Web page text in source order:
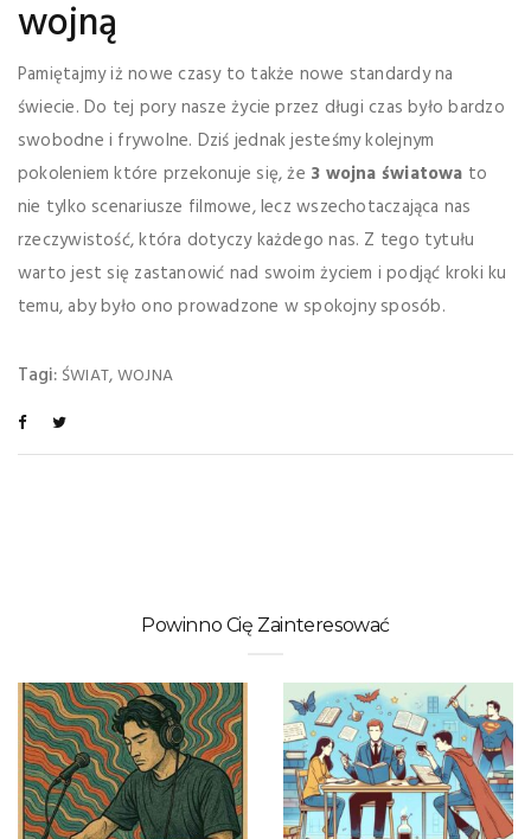
wojną
Pamiętajmy iż nowe czasy to także nowe standardy na
świecie. Do tej pory nasze życie przez długi czas było bardzo
swobodne i frywolne. Dziś jednak jesteśmy kolejnym
pokoleniem które przekonuje się, że 3 wojna światowa to
nie tylko scenariusze filmowe, lecz wszechotaczająca nas
rzeczywistość, która dotyczy każdego nas. Z tego tytułu
warto jest się zastanowić nad swoim życiem i podjąć kroki ku
temu, aby było ono prowadzone w spokojny sposób.
Tagi: ŚWIAT,WOJNA
Powinno Cię Zainteresować